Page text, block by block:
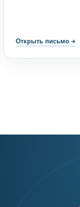
Открыть письмо →